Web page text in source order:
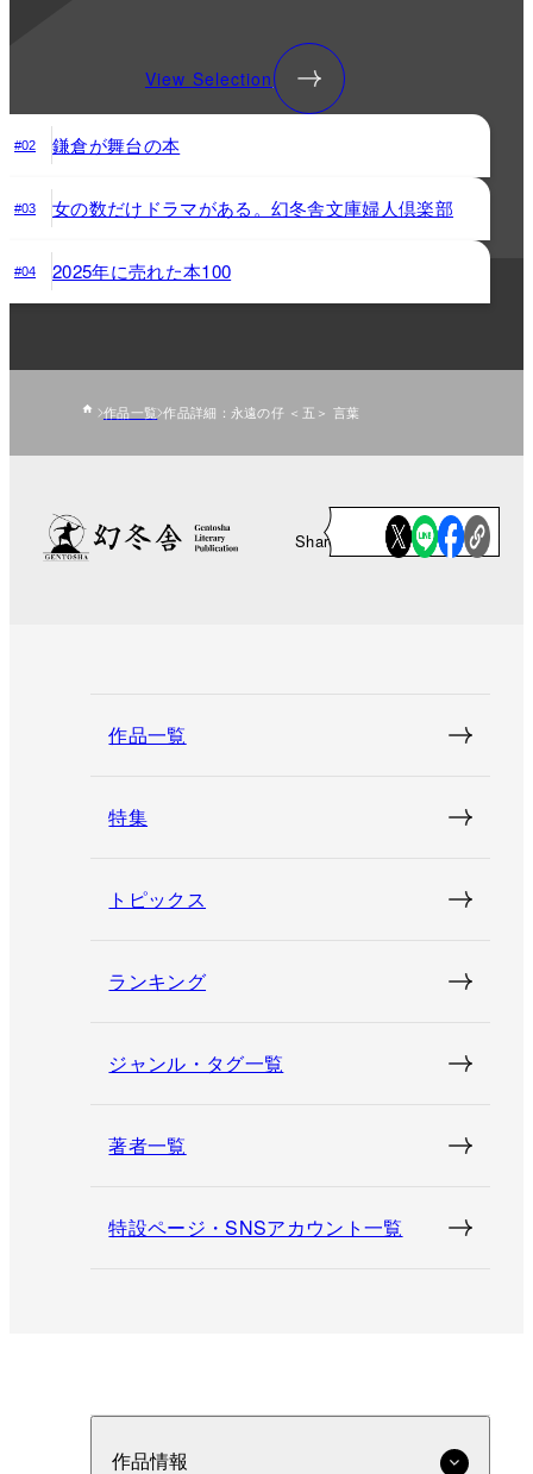
View Selection
#02 鎌倉が舞台の本
#03 女の数だけドラマがある。幻冬舎文庫婦人倶楽部
#04 2025年に売れた本100
作品一覧 作品詳細：永遠の仔 ＜五＞ 言葉
Share
作品一覧
特集
トピックス
ランキング
ジャンル・タグ一覧
著者一覧
特設ページ・SNSアカウント一覧
作品情報